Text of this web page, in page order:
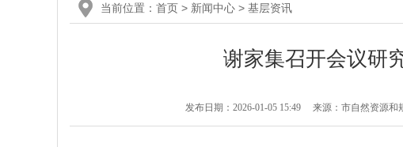
当前位置： 首页 > 新闻中心 > 基层资讯
谢家集召开会议研
发布日期：2026-01-05 15:49 来源：市自然资源和